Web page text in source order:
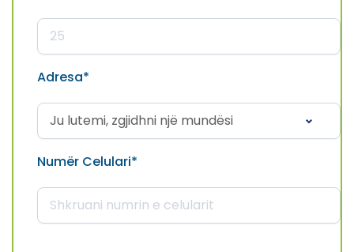
Farmaci Dite E Nate 18, Tiranë
Farmaci Dite E Nate 19, Tiranë
Farmaci Dite E Nate 20, Tiranë
Farmaci Dite E Nate 21, Tiranë
Adresa*
Numër Celulari*